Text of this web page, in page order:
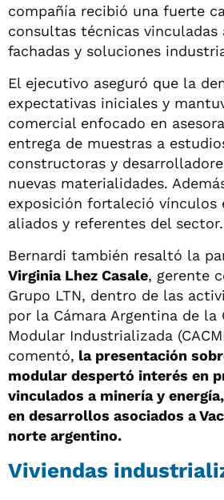
compañía recibió una fuerte
consultas técnicas vinculadas
fachadas y soluciones
El ejecutivo aseguró que la
expectativas iniciales y
comercial enfocado en
entrega de muestras a
constructoras y
nuevas materialidades.
exposición fortaleció vínculos
aliados y referentes del sector.
Bernardi también resaltó la
Virginia Lhez Casale, gerente
Grupo LTN, dentro de las
por la Cámara Argentina de la
Modular Industrializada
comentó, la presentación
modular despertó interés en
vinculados a minería y
en desarrollos asociados a
norte argentino.
Viviendas